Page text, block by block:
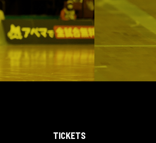
TICKETS